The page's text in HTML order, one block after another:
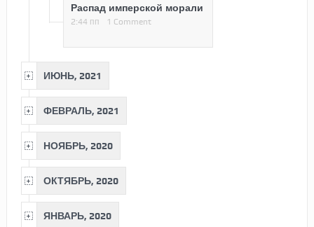
Распад имперской морали
2:44 пп 1 Comment
ИЮНЬ, 2021
ФЕВРАЛЬ, 2021
НОЯБРЬ, 2020
ОКТЯБРЬ, 2020
ЯНВАРЬ, 2020